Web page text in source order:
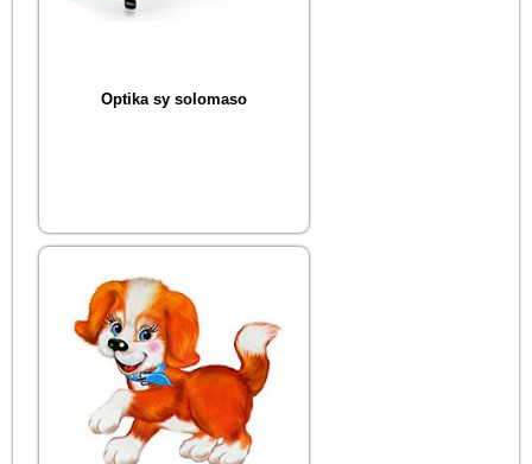
Optika sy solomaso